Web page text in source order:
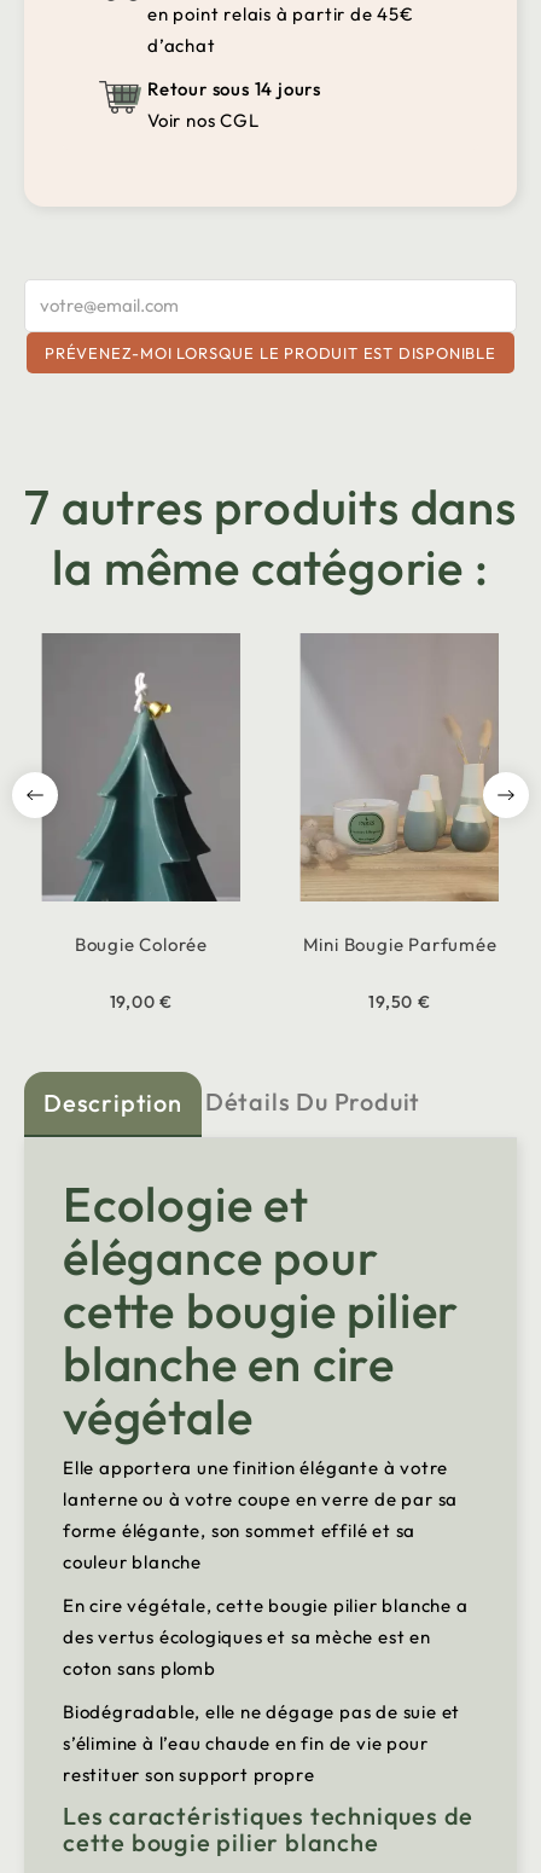
en point relais à partir de 45€
d’achat
Retour sous 14 jours
Voir nos CGL
PRÉVENEZ-MOI LORSQUE LE PRODUIT EST DISPONIBLE
7 autres produits dans
la même catégorie :
Bougie Colorée
19,00 €
Mini Bougie Parfumée
19,50 €
Description Détails Du Produit
Ecologie et
élégance pour
cette bougie pilier
blanche en cire
végétale
Elle apportera une finition élégante à votre
lanterne ou à votre coupe en verre de par sa
forme élégante, son sommet effilé et sa
couleur blanche
En cire végétale, cette bougie pilier blanche a
des vertus écologiques et sa mèche est en
coton sans plomb
Biodégradable, elle ne dégage pas de suie et
s’élimine à l’eau chaude en fin de vie pour
restituer son support propre
Les caractéristiques techniques de
cette bougie pilier blanche